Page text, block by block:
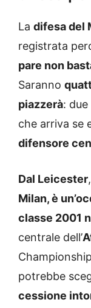
La difesa del
registrata
pare non
Saranno
piazzerà:
che arriva se
difensore
Dal Leicester
Milan, è
classe 2001
centrale dell’
potrebbe
cessione